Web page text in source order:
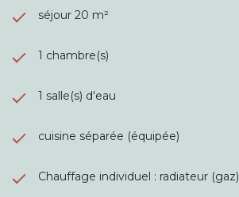
séjour 20 m²
1 chambre(s)
1 salle(s) d'eau
cuisine séparée (équipée)
Chauffage individuel : radiateur (gaz)